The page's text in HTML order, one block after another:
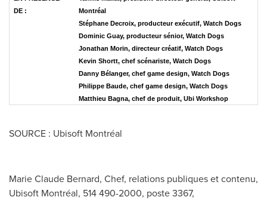
DE :
Montréal
Stéphane Decroix, producteur exécutif, Watch Dogs
Dominic Guay, producteur sénior, Watch Dogs
Jonathan Morin, directeur créatif, Watch Dogs
Kevin Shortt, chef scénariste, Watch Dogs
Danny Bélanger, chef game design, Watch Dogs
Philippe Baude, chef game design, Watch Dogs
Matthieu Bagna, chef de produit, Ubi Workshop
SOURCE : Ubisoft Montréal
Marie Claude Bernard, Chef, relations publiques et contenu,
Ubisoft Montréal, 514 490-2000, poste 3367,